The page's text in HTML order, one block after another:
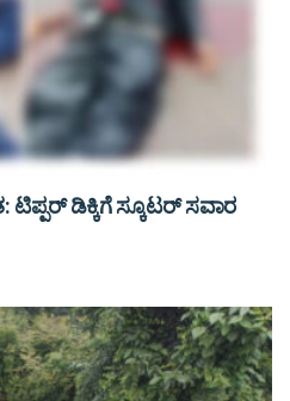
ಟಿಪ್ಪರ್ ಡಿಕ್ಕಿಗೆ ಸ್ಕೂಟರ್ ಸವಾರ